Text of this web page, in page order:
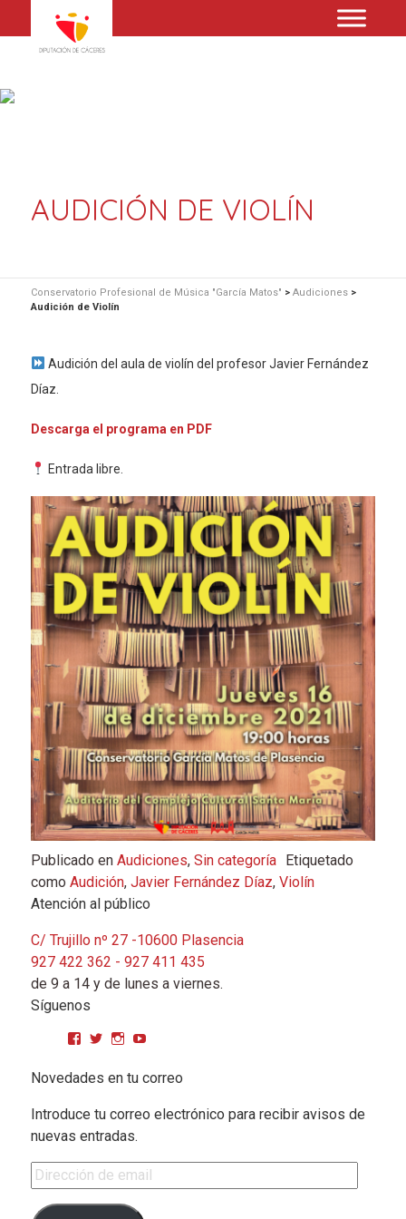
AUDICIÓN DE VIOLÍN
Conservatorio Profesional de Música "García Matos" > Audiciones>
Audición de Violín
Audición del aula de violín del profesor Javier Fernández
Díaz.
Descarga el programa en PDF
Entrada libre.
Publicado en Audiciones, Sin categoría
Etiquetado
como Audición, Javier Fernández Díaz, Violín
Atención al público
C/ Trujillo nº 27 -10600 Plasencia
927 422 362 - 927 411 435
de 9 a 14 y de lunes a viernes.
Síguenos
Ver perfil de CPMGarciaMatos en Facebook
Ver perfil de cpmgarciamatos en Twitter
Ver perfil de cpmgarciamatos en Instagram
YouTube
Novedades en tu correo
Introduce tu correo electrónico para recibir avisos de
nuevas entradas.
Dirección de email